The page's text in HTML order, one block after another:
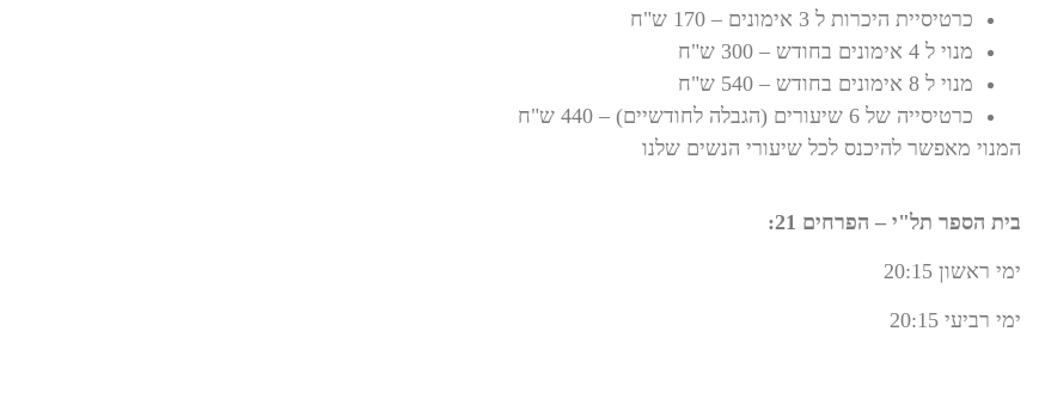
כרטיסיית היכרות ל 3 אימונים – 170 ש"ח
מנוי ל 4 אימונים בחודש – 300 ש"ח
מנוי ל 8 אימונים בחודש – 540 ש"ח
כרטיסייה של 6 שיעורים (הגבלה לחודשיים) – 440 ש"ח
המנוי מאפשר להיכנס לכל שיעורי הנשים שלנו
בית הספר תל"י – הפרחים 21:
ימי ראשון 20:15
ימי רביעי 20:15